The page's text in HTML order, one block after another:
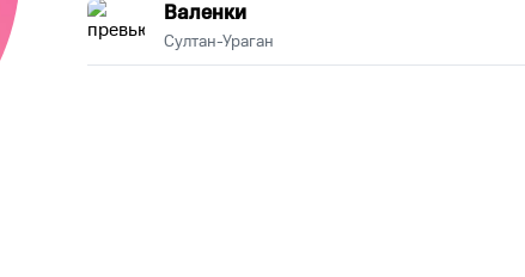
Валенки
Султан-Ураган